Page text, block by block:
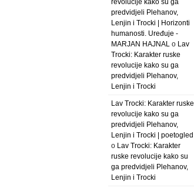
revolucije kako su ga
predvidjeli Plehanov,
Lenjin i Trocki | Horizonti
humanosti. Uređuje -
MARJAN HAJNAL o Lav
Trocki: Karakter ruske
revolucije kako su ga
predvidjeli Plehanov,
Lenjin i Trocki
Lav Trocki: Karakter ruske
revolucije kako su ga
predvidjeli Plehanov,
Lenjin i Trocki | poetogled
o Lav Trocki: Karakter
ruske revolucije kako su
ga predvidjeli Plehanov,
Lenjin i Trocki